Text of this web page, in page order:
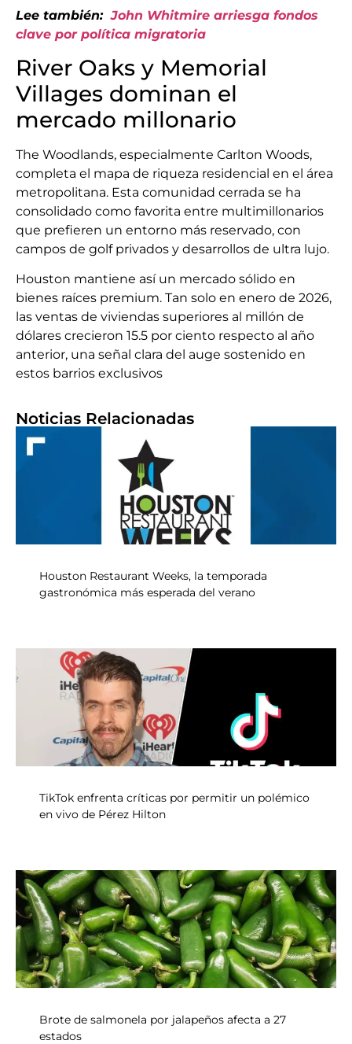
Lee también:John Whitmire arriesga fondos
clave por política migratoria
River Oaks y Memorial
Villages dominan el
mercado millonario
The Woodlands, especialmente Carlton Woods,
completa el mapa de riqueza residencial en el área
metropolitana. Esta comunidad cerrada se ha
consolidado como favorita entre multimillonarios
que prefieren un entorno más reservado, con
campos de golf privados y desarrollos de ultra lujo.
Houston mantiene así un mercado sólido en
bienes raíces premium. Tan solo en enero de 2026,
las ventas de viviendas superiores al millón de
dólares crecieron 15.5 por ciento respecto al año
anterior, una señal clara del auge sostenido en
estos barrios exclusivos
Noticias Relacionadas
Houston Restaurant Weeks, la temporada
gastronómica más esperada del verano
TikTok enfrenta críticas por permitir un polémico
en vivo de Pérez Hilton
Brote de salmonela por jalapeños afecta a 27
estados